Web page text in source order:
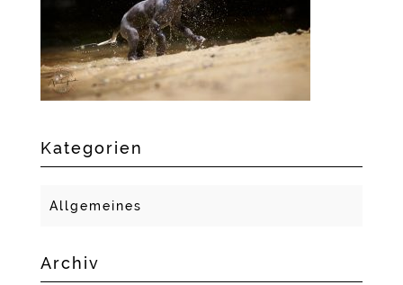
Kategorien
Allgemeines
Archiv